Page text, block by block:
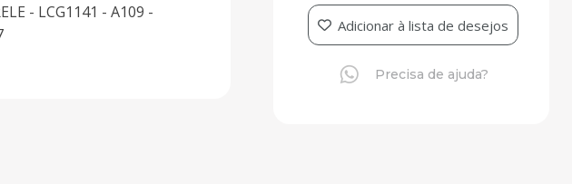
- LCG1141 - A109 -
Adicionar à lista de desejos
Precisa de ajuda?